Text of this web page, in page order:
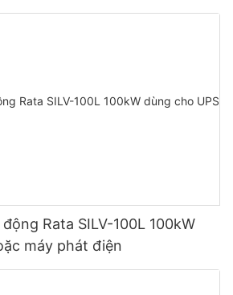
Rata SILV-100L 100kW
máy phát điện